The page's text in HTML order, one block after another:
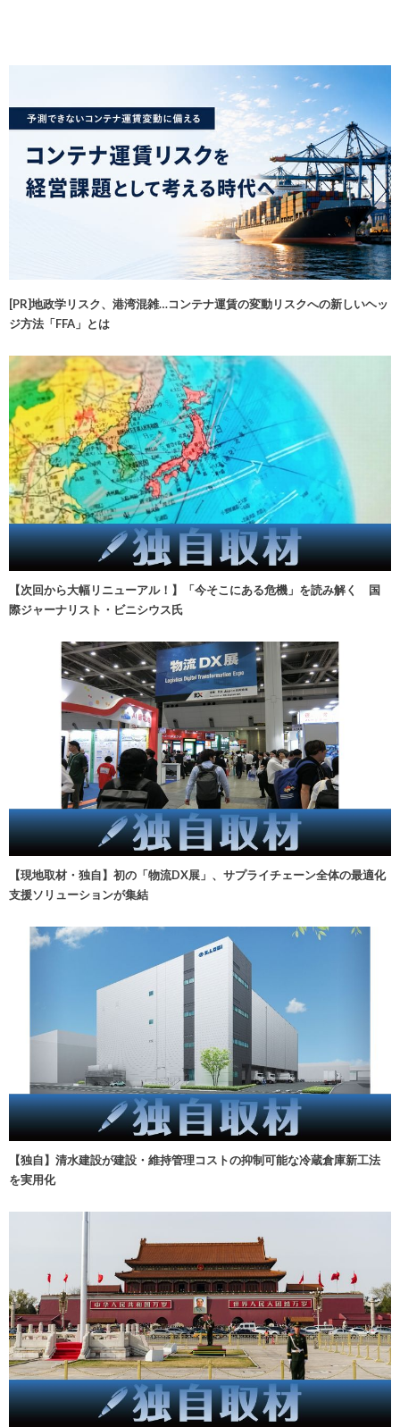
[PR]地政学リスク、港湾混雑…コンテナ運賃の変動リスクへの新しいヘッ
ジ方法「FFA」とは
【次回から大幅リニューアル！】「今そこにある危機」を読み解く 国
際ジャーナリスト・ビニシウス氏
【現地取材・独自】初の「物流DX展」、サプライチェーン全体の最適化
支援ソリューションが集結
【独自】清水建設が建設・維持管理コストの抑制可能な冷蔵倉庫新工法
を実用化